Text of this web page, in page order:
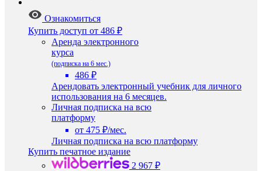
Ознакомиться
Купить доступ от 486 ₽
Аренда электронного
курса
(подписка на 6 мес.)
486 ₽
Арендовать электронный учебник для личного
использования на 6 месяцев.
Личная подписка на всю
платформу
от 475 ₽/мес.
Личная подписка на всю платформу
Купить печатное издание
2 967 ₽